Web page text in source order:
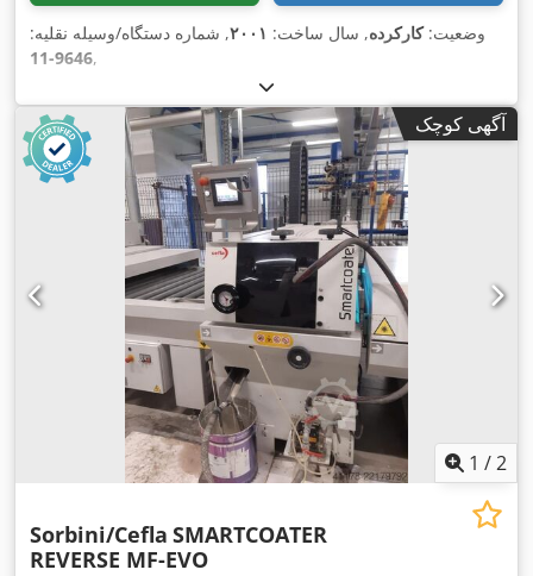
وضعیت:کارکرده, سال ساخت: ۲۰۰۱, شماره دستگاه/وسیله نقلیه:
9646-11,
آگهی کوچک
1 /2
Sorbini/Cefla SMARTCOATER
REVERSE MF-EVO